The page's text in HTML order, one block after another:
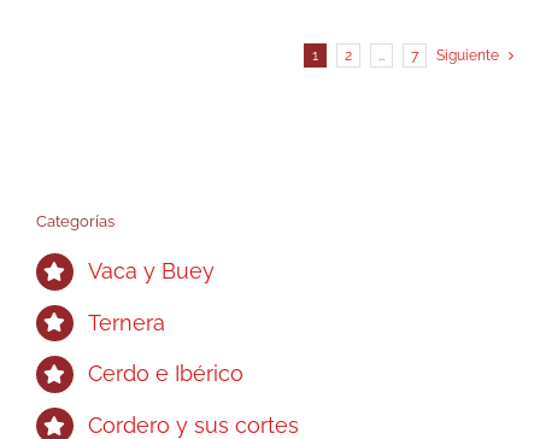
de
producto
1 2 … 7 Siguiente
Categorías
Vaca y Buey
Ternera
Cerdo e Ibérico
Cordero y sus cortes